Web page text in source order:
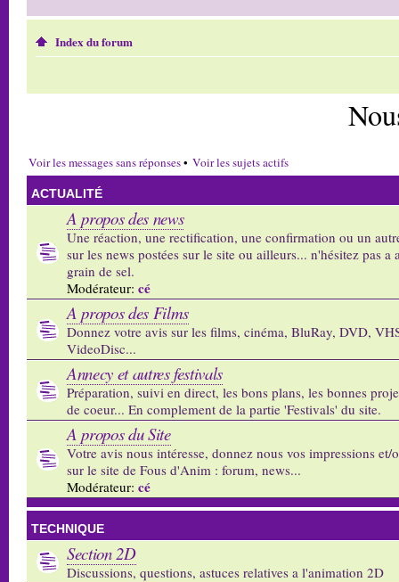
Index du forum
Voir les messages sans réponses• Voir les sujets actifs
ACTUALITÉ
A propos des news
Une réaction, une rectification, une confirmation ou un
sur les news postées sur le site ou ailleurs... n'hésitez pas a
grain de sel.
Modérateur: cé
A propos des Films
Donnez votre avis sur les films, cinéma, BluRay, DVD,
VideoDisc...
Annecy et autres festivals
Préparation, suivi en direct, les bons plans, les bonnes
de coeur... En complement de la partie 'Festivals' du site.
A propos du Site
Votre avis nous intéresse, donnez nous vos impressions et/
sur le site de Fous d'Anim : forum, news...
Modérateur: cé
TECHNIQUE
Section 2D
Discussions, questions, astuces relatives a l'animation 2D